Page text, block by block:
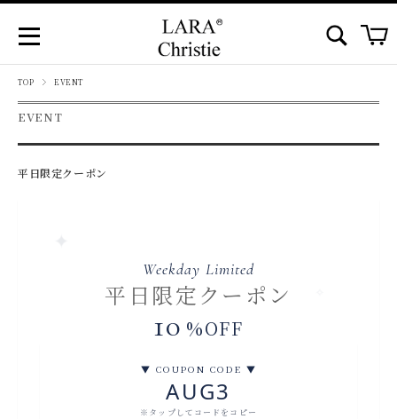
TOP EVENT
EVENT
平日限定クーポン
Weekday Limited
平日限定クーポン
10 %OFF
▼ COUPON CODE ▼
AUG3
※タップしてコードをコピー